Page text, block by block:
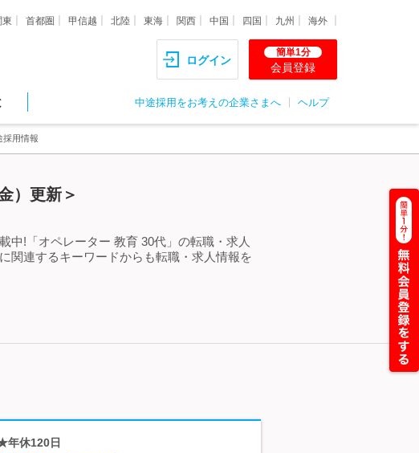
東 首都圏 甲信越 北陸 東海 関西 中国 四国 九州 海外
ログイン
簡単1分
会員登録
中途採用をお考えの企業さまへ ヘルプ
採用情報
）更新＞
中!「オペレーター 教育 30代」の転職・求人
関連するキーワードからも転職・求人情報を
年休120日